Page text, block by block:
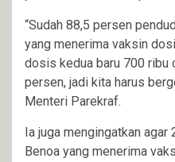
“Sudah 88,5 persen
yang menerima vaksin
dosis kedua baru 700 ribu
persen, jadi kita harus
Menteri Parekraf.
Ia juga mengingatkan
Benoa yang menerima